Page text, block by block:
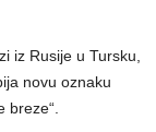
iz Rusije u Tursku,
novu oznaku
breze“.